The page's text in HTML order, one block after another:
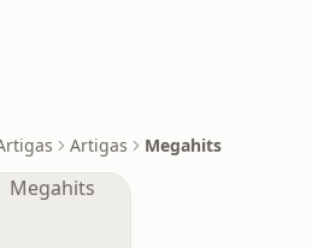
Artigas Megahits